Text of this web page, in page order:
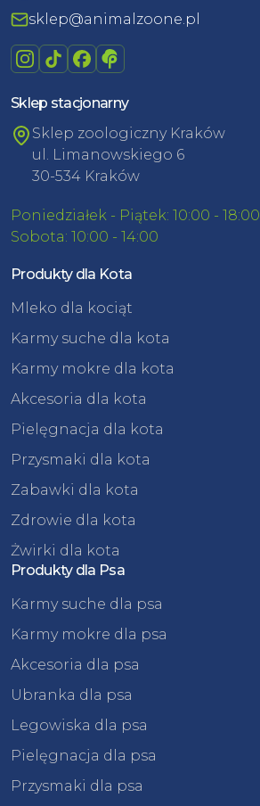
sklep@animalzoone.pl
Sklep stacjonarny
Sklep zoologiczny Kraków
ul. Limanowskiego 6
30-534 Kraków
Poniedziałek - Piątek: 10:00 - 18:00
Sobota: 10:00 - 14:00
Produkty dla Kota
Mleko dla kociąt
Karmy suche dla kota
Karmy mokre dla kota
Akcesoria dla kota
Pielęgnacja dla kota
Przysmaki dla kota
Zabawki dla kota
Zdrowie dla kota
Żwirki dla kota
Produkty dla Psa
Karmy suche dla psa
Karmy mokre dla psa
Akcesoria dla psa
Ubranka dla psa
Legowiska dla psa
Pielęgnacja dla psa
Przysmaki dla psa